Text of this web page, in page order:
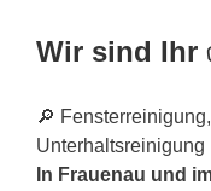
Wir sind Ihr
🔎
Unterhaltsreinigung
In Frauenau und